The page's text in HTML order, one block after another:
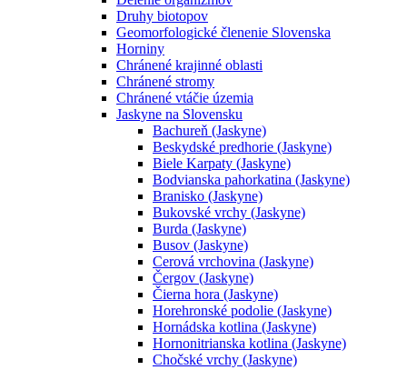
Druhy biotopov
Geomorfologické členenie Slovenska
Horniny
Chránené krajinné oblasti
Chránené stromy
Chránené vtáčie územia
Jaskyne na Slovensku
Bachureň (Jaskyne)
Beskydské predhorie (Jaskyne)
Biele Karpaty (Jaskyne)
Bodvianska pahorkatina (Jaskyne)
Branisko (Jaskyne)
Bukovské vrchy (Jaskyne)
Burda (Jaskyne)
Busov (Jaskyne)
Cerová vrchovina (Jaskyne)
Čergov (Jaskyne)
Čierna hora (Jaskyne)
Horehronské podolie (Jaskyne)
Hornádska kotlina (Jaskyne)
Hornonitrianska kotlina (Jaskyne)
Chočské vrchy (Jaskyne)